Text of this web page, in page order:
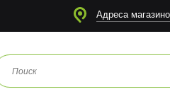
Адреса